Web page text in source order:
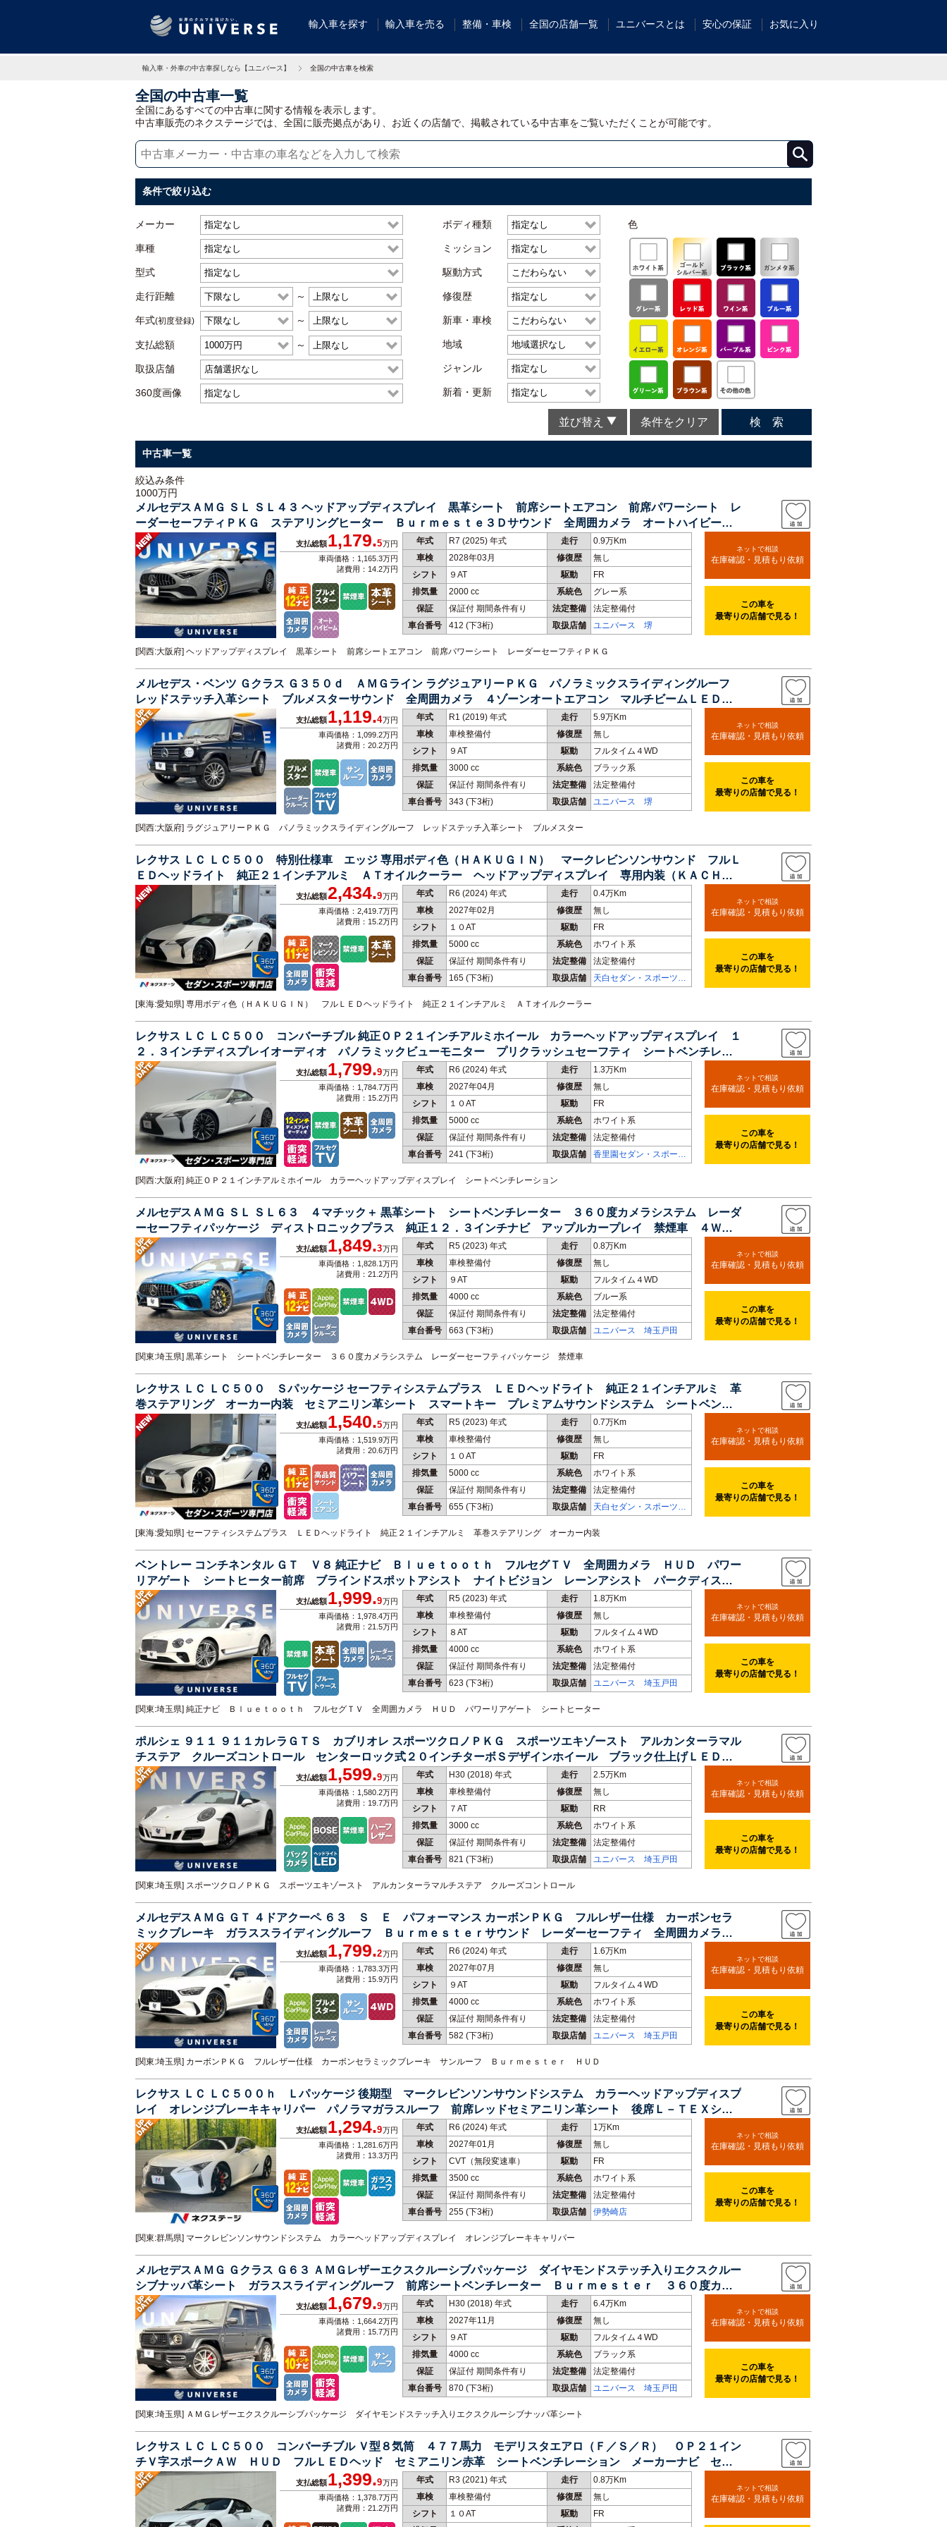
輸入車を探す 輸入車を売る 整備・車検 全国の店舗一覧 ユニバースとは 安心の保証 お気に入り
輸入車・外車の中古車探しなら【ユニバース】 全国の中古車を検索
全国の中古車一覧
全国にあるすべての中古車に関する情報を表示します。
中古車販売のネクステージでは、全国に販売拠点があり、お近くの店舗で、掲載されている中古車をご覧いただくことが可能です。
条件で絞り込む
メーカー
車種
型式
走行距離 ～
年式(初度登録) ～
支払総額 ～
取扱店舗
360度画像
ボディ種類
ミッション
駆動方式
修復歴
新車・車検
地域
ジャンル
新着・更新
色
並び替え 条件をクリア 検 索
中古車一覧
絞込み条件
1000万円
メルセデスＡＭＧ ＳＬ ＳＬ４３ ヘッドアップディスプレイ 黒革シート 前席シートエアコン 前席パワーシート レ
ーダーセーフティＰＫＧ ステアリングヒーター Ｂｕｒｍｅｓｔｅ３Ｄサウンド 全周囲カメラ オートハイビー
ム 禁煙車
年式 R7 (2025) 年式 走行
0.9万Km
車検
2028年03月 修復歴
無し
シフト
９AT 駆動
FR
排気量
2000 cc 系統色
グレー系
保証
保証付 期間条件有り 法定整備
法定整備付
車台番号
412 (下3桁) 取扱店舗 ユニバース 堺
支払総額1,179.5万円
車両価格：1,165.3万円
諸費用：14.2万円
[関西:大阪府] ヘッドアップディスプレイ 黒革シート 前席シートエアコン 前席パワーシート レーダーセーフティＰＫＧ
ネットで相談
在庫確認・見積もり依頼
この車を
最寄りの店舗で見る！
メルセデス・ベンツ Ｇクラス Ｇ３５０ｄ ＡＭＧライン ラグジュアリーＰＫＧ パノラミックスライディングルーフ
レッドステッチ入革シート ブルメスターサウンド 全周囲カメラ ４ゾーンオートエアコン マルチビームＬＥＤヘ
ッドライト 純正２０インチＡＷ 禁煙車
年式 R1 (2019) 年式 走行
5.9万Km
車検
車検整備付 修復歴
無し
シフト
９AT 駆動
フルタイム４WD
排気量
3000 cc 系統色
ブラック系
保証
保証付 期間条件有り 法定整備
法定整備付
車台番号
343 (下3桁) 取扱店舗 ユニバース 堺
支払総額1,119.4万円
車両価格：1,099.2万円
諸費用：20.2万円
[関西:大阪府] ラグジュアリーＰＫＧ パノラミックスライディングルーフ レッドステッチ入革シート ブルメスター
ネットで相談
在庫確認・見積もり依頼
この車を
最寄りの店舗で見る！
レクサス ＬＣ ＬＣ５００ 特別仕様車 エッジ 専用ボディ色（ＨＡＫＵＧＩＮ） マークレビンソンサウンド フルＬ
ＥＤヘッドライト 純正２１インチアルミ ＡＴオイルクーラー ヘッドアップディスプレイ 専用内装（ＫＡＣＨＩ
ＩＲＯ） 専用スカッフプレート
年式 R6 (2024) 年式 走行
0.4万Km
車検
2027年02月 修復歴
無し
シフト
１０AT 駆動
FR
排気量
5000 cc 系統色
ホワイト系
保証
保証付 期間条件有り 法定整備
法定整備付
車台番号
165 (下3桁) 取扱店舗
天白セダン・スポーツ専
門店
支払総額2,434.9万円
車両価格：2,419.7万円
諸費用：15.2万円
[東海:愛知県] 専用ボディ色（ＨＡＫＵＧＩＮ） フルＬＥＤヘッドライト 純正２１インチアルミ ＡＴオイルクーラー
ネットで相談
在庫確認・見積もり依頼
この車を
最寄りの店舗で見る！
レクサス ＬＣ ＬＣ５００ コンバーチブル 純正ＯＰ２１インチアルミホイール カラーヘッドアップディスプレイ １
２．３インチディスプレイオーディオ パノラミックビューモニター プリクラッシュセーフティ シートベンチレー
ション
年式 R6 (2024) 年式 走行
1.3万Km
車検
2027年04月 修復歴
無し
シフト
１０AT 駆動
FR
排気量
5000 cc 系統色
ホワイト系
保証
保証付 期間条件有り 法定整備
法定整備付
車台番号
241 (下3桁) 取扱店舗
香里園セダン・スポーツ
専門店
支払総額1,799.9万円
車両価格：1,784.7万円
諸費用：15.2万円
[関西:大阪府] 純正ＯＰ２１インチアルミホイール カラーヘッドアップディスプレイ シートベンチレーション
ネットで相談
在庫確認・見積もり依頼
この車を
最寄りの店舗で見る！
メルセデスＡＭＧ ＳＬ ＳＬ６３ ４マチック＋ 黒革シート シートベンチレーター ３６０度カメラシステム レーダ
ーセーフティパッケージ ディストロニックプラス 純正１２．３インチナビ アップルカープレイ 禁煙車 ４Ｗ
Ｄ 純正２１インチアルミホイール
年式 R5 (2023) 年式 走行
0.8万Km
車検
車検整備付 修復歴
無し
シフト
９AT 駆動
フルタイム４WD
排気量
4000 cc 系統色
ブルー系
保証
保証付 期間条件有り 法定整備
法定整備付
車台番号
663 (下3桁) 取扱店舗 ユニバース 埼玉戸田
支払総額1,849.3万円
車両価格：1,828.1万円
諸費用：21.2万円
[関東:埼玉県] 黒革シート シートベンチレーター ３６０度カメラシステム レーダーセーフティパッケージ 禁煙車
ネットで相談
在庫確認・見積もり依頼
この車を
最寄りの店舗で見る！
レクサス ＬＣ ＬＣ５００ Ｓパッケージ セーフティシステムプラス ＬＥＤヘッドライト 純正２１インチアルミ 革
巻ステアリング オーカー内装 セミアニリン革シート スマートキー プレミアムサウンドシステム シートベンチ
レーション シートメモリ
年式 R5 (2023) 年式 走行
0.7万Km
車検
車検整備付 修復歴
無し
シフト
１０AT 駆動
FR
排気量
5000 cc 系統色
ホワイト系
保証
保証付 期間条件有り 法定整備
法定整備付
車台番号
655 (下3桁) 取扱店舗
天白セダン・スポーツ専
門店
支払総額1,540.5万円
車両価格：1,519.9万円
諸費用：20.6万円
[東海:愛知県] セーフティシステムプラス ＬＥＤヘッドライト 純正２１インチアルミ 革巻ステアリング オーカー内装
ネットで相談
在庫確認・見積もり依頼
この車を
最寄りの店舗で見る！
ベントレー コンチネンタル ＧＴ Ｖ８ 純正ナビ Ｂｌｕｅｔｏｏｔｈ フルセグＴＶ 全周囲カメラ ＨＵＤ パワー
リアゲート シートヒーター前席 ブラインドスポットアシスト ナイトビジョン レーンアシスト パークディスタ
ンスコントロール
年式 R5 (2023) 年式 走行
1.8万Km
車検
車検整備付 修復歴
無し
シフト
８AT 駆動
フルタイム４WD
排気量
4000 cc 系統色
ホワイト系
保証
保証付 期間条件有り 法定整備
法定整備付
車台番号
623 (下3桁) 取扱店舗 ユニバース 埼玉戸田
支払総額1,999.9万円
車両価格：1,978.4万円
諸費用：21.5万円
[関東:埼玉県] 純正ナビ Ｂｌｕｅｔｏｏｔｈ フルセグＴＶ 全周囲カメラ ＨＵＤ パワーリアゲート シートヒーター
ネットで相談
在庫確認・見積もり依頼
この車を
最寄りの店舗で見る！
ポルシェ ９１１ ９１１カレラＧＴＳ カブリオレ スポーツクロノＰＫＧ スポーツエキゾースト アルカンターラマル
チステア クルーズコントロール センターロック式２０インチターボＳデザインホイール ブラック仕上げＬＥＤラ
イト カープレイ リアカメラ
年式 H30 (2018) 年式 走行
2.5万Km
車検
車検整備付 修復歴
無し
シフト
７AT 駆動
RR
排気量
3000 cc 系統色
ホワイト系
保証
保証付 期間条件有り 法定整備
法定整備付
車台番号
821 (下3桁) 取扱店舗 ユニバース 埼玉戸田
支払総額1,599.9万円
車両価格：1,580.2万円
諸費用：19.7万円
[関東:埼玉県] スポーツクロノＰＫＧ スポーツエキゾースト アルカンターラマルチステア クルーズコントロール
ネットで相談
在庫確認・見積もり依頼
この車を
最寄りの店舗で見る！
メルセデスＡＭＧ ＧＴ ４ドアクーペ ６３ Ｓ Ｅ パフォーマンス カーボンＰＫＧ フルレザー仕様 カーボンセラ
ミックブレーキ ガラススライディングルーフ Ｂｕｒｍｅｓｔｅｒサウンド レーダーセーフティ 全周囲カメラ
ＨＵＤ エアサス 純正ナビＴＶ カープレイ
年式 R6 (2024) 年式 走行
1.6万Km
車検
2027年07月 修復歴
無し
シフト
９AT 駆動
フルタイム４WD
排気量
4000 cc 系統色
ホワイト系
保証
保証付 期間条件有り 法定整備
法定整備付
車台番号
582 (下3桁) 取扱店舗 ユニバース 埼玉戸田
支払総額1,799.2万円
車両価格：1,783.3万円
諸費用：15.9万円
[関東:埼玉県] カーボンＰＫＧ フルレザー仕様 カーボンセラミックブレーキ サンルーフ Ｂｕｒｍｅｓｔｅｒ ＨＵＤ
ネットで相談
在庫確認・見積もり依頼
この車を
最寄りの店舗で見る！
レクサス ＬＣ ＬＣ５００ｈ Ｌパッケージ 後期型 マークレビンソンサウンドシステム カラーヘッドアップディスプ
レイ オレンジブレーキキャリパー パノラマガラスルーフ 前席レッドセミアニリン革シート 後席Ｌ－ＴＥＸシー
ト 前席電動ヘッドレスト
年式 R6 (2024) 年式 走行
1万Km
車検
2027年01月 修復歴
無し
シフト
CVT（無段変速車） 駆動
FR
排気量
3500 cc 系統色
ホワイト系
保証
保証付 期間条件有り 法定整備
法定整備付
車台番号
255 (下3桁) 取扱店舗 伊勢崎店
支払総額1,294.9万円
車両価格：1,281.6万円
諸費用：13.3万円
[関東:群馬県] マークレビンソンサウンドシステム カラーヘッドアップディスプレイ オレンジブレーキキャリパー
ネットで相談
在庫確認・見積もり依頼
この車を
最寄りの店舗で見る！
メルセデスＡＭＧ Ｇクラス Ｇ６３ ＡＭＧレザーエクスクルーシブパッケージ ダイヤモンドステッチ入りエクスクルー
シブナッパ革シート ガラススライディングルーフ 前席シートベンチレーター Ｂｕｒｍｅｓｔｅｒ ３６０度カメ
ラシステム
年式 H30 (2018) 年式 走行
6.4万Km
車検
2027年11月 修復歴
無し
シフト
９AT 駆動
フルタイム４WD
排気量
4000 cc 系統色
ブラック系
保証
保証付 期間条件有り 法定整備
法定整備付
車台番号
870 (下3桁) 取扱店舗 ユニバース 埼玉戸田
支払総額1,679.9万円
車両価格：1,664.2万円
諸費用：15.7万円
[関東:埼玉県] ＡＭＧレザーエクスクルーシブパッケージ ダイヤモンドステッチ入りエクスクルーシブナッパ革シート
ネットで相談
在庫確認・見積もり依頼
この車を
最寄りの店舗で見る！
レクサス ＬＣ ＬＣ５００ コンバーチブル Ｖ型８気筒 ４７７馬力 モデリスタエアロ（Ｆ／Ｓ／Ｒ） ＯＰ２１イン
チＶ字スポークＡＷ ＨＵＤ フルＬＥＤヘッド セミアニリン赤革 シートベンチレーション メーカーナビ セー
フティシステムプラス 禁煙
年式 R3 (2021) 年式 走行
0.8万Km
車検
車検整備付 修復歴
無し
シフト
１０AT 駆動
FR
支払総額1,399.9万円
車両価格：1,378.7万円
諸費用：21.2万円
ネットで相談
在庫確認・見積もり依頼